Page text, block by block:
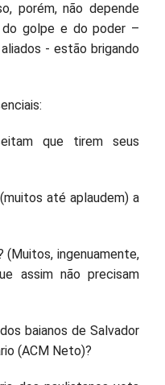
porém, não depende
golpe e do poder –
- estão brigando
que tirem seus
até aplaudem) a
(Muitos, ingenuamente,
assim não precisam
baianos de Salvador
(ACM Neto)?